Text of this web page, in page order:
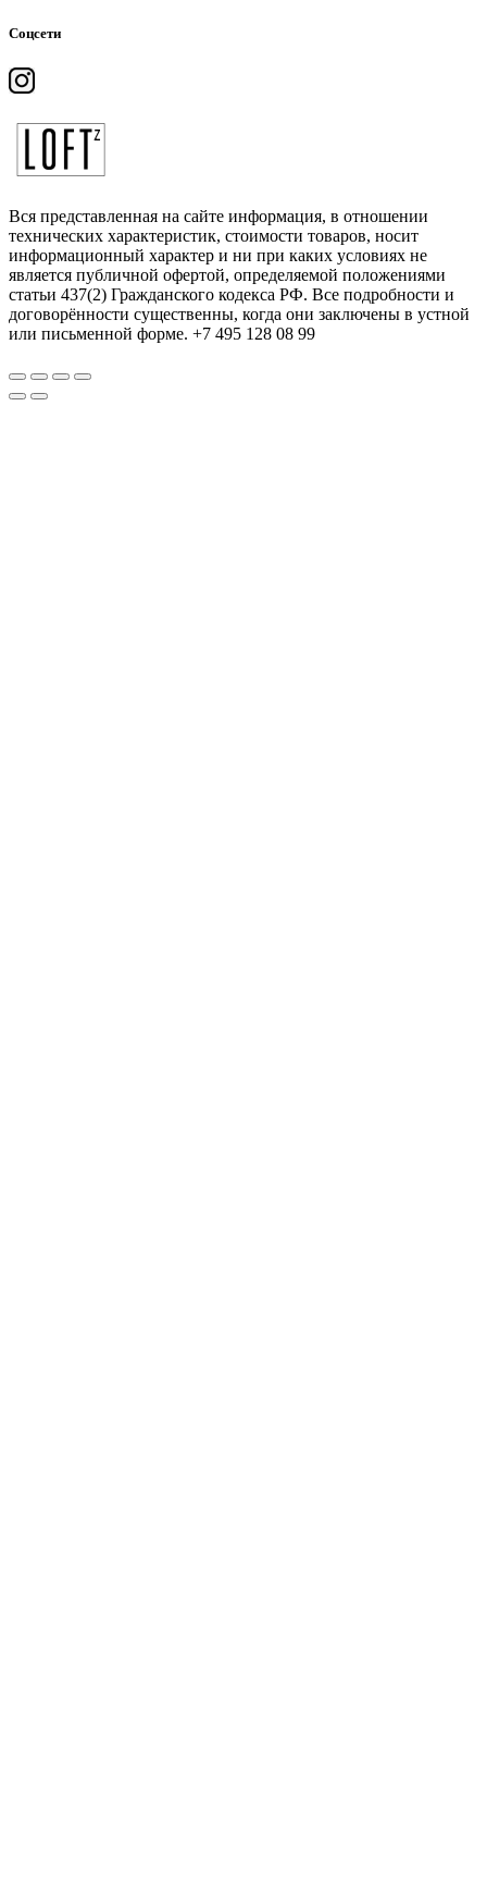
Соцсети
Вся представленная на сайте информация, в отношении
технических характеристик, стоимости товаров, носит
информационный характер и ни при каких условиях не
является публичной офертой, определяемой положениями
статьи 437(2) Гражданского кодекса РФ. Все подробности и
договорённости существенны, когда они заключены в устной
или письменной форме. +7 495 128 08 99